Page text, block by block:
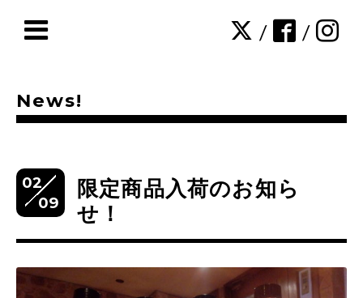
/ /
News!
02
09
限定商品入荷のお知ら
せ！